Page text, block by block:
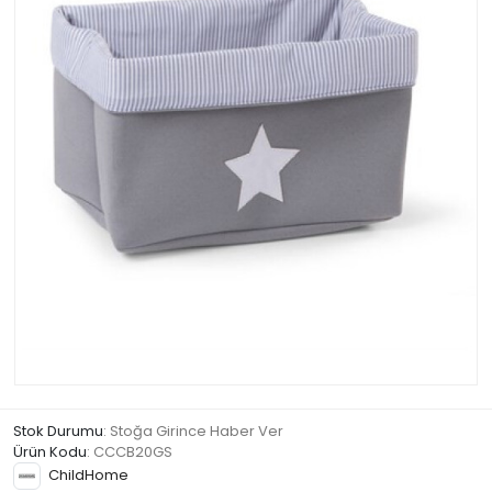
Stok Durumu: Stoğa Girince Haber Ver
Ürün Kodu: CCCB20GS
ChildHome